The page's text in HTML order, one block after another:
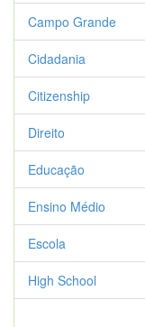
Campo Grande
Cidadania
Citizenship
Direito
Educação
Ensino Médio
Escola
High School